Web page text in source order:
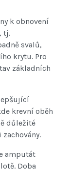
k obnovení
tj.
svalů,
krytu. Pro
základních
krevní oběh
důležité
amputát
Doba